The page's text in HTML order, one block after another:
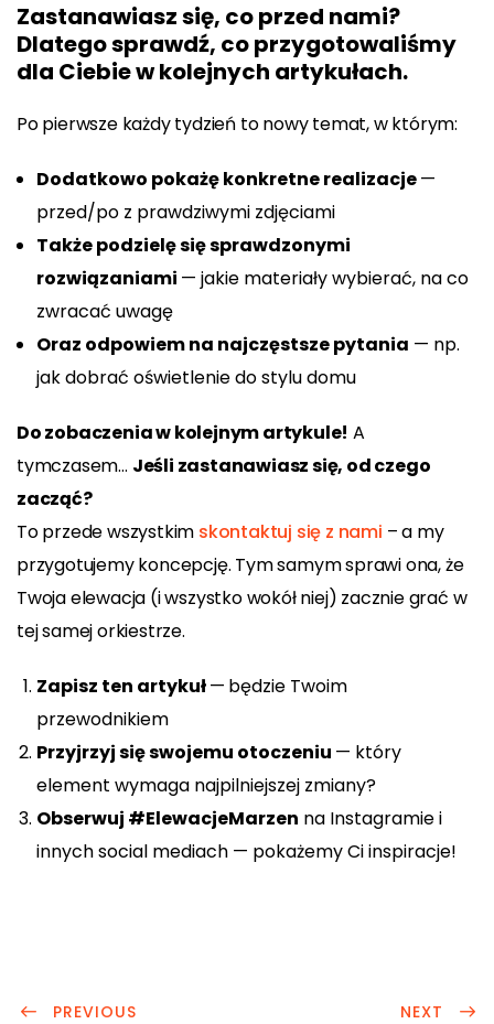
Zastanawiasz się, co przed nami?
Dlatego sprawdź, co przygotowaliśmy
dla Ciebie w kolejnych artykułach.
Po pierwsze każdy tydzień to nowy temat, w którym:
Dodatkowo pokażę konkretne realizacje—
przed/po z prawdziwymi zdjęciami
Także podzielę się sprawdzonymi
rozwiązaniami — jakie materiały wybierać, na co
zwracać uwagę
Oraz odpowiem na najczęstsze pytania — np.
jak dobrać oświetlenie do stylu domu
Do zobaczenia w kolejnym artykule! A
tymczasem… Jeśli zastanawiasz się, od czego
zacząć?
To przede wszystkim skontaktuj się z nami – a my
przygotujemy koncepcję. Tym samym sprawi ona, że
Twoja elewacja (i wszystko wokół niej) zacznie grać w
tej samej orkiestrze.
Zapisz ten artykuł— będzie Twoim
przewodnikiem
Przyjrzyj się swojemu otoczeniu — który
element wymaga najpilniejszej zmiany?
Obserwuj #ElewacjeMarzen na Instagramie i
innych social mediach — pokażemy Ci inspiracje!
PREVIOUS NEXT